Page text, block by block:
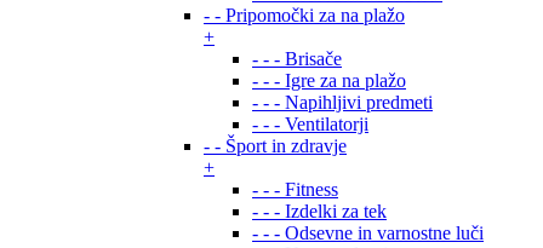
- - Pripomočki za na plažo
+
- - - Brisače
- - - Igre za na plažo
- - - Napihljivi predmeti
- - - Ventilatorji
- - Šport in zdravje
+
- - - Fitness
- - - Izdelki za tek
- - - Odsevne in varnostne luči